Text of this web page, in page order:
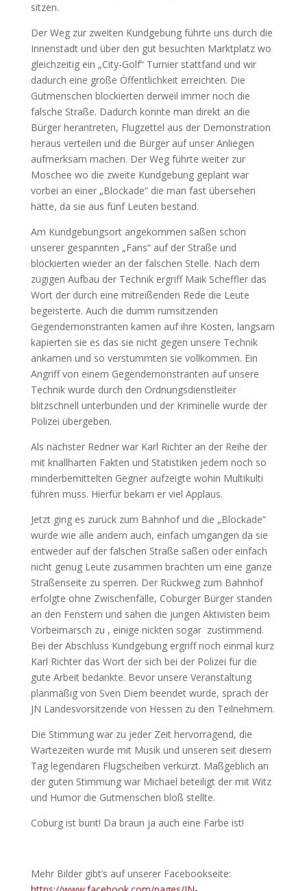
sitzen.
Der Weg zur zweiten Kundgebung führte uns durch die
Innenstadt und über den gut besuchten Marktplatz wo
gleichzeitig ein „City-Golf“ Turnier stattfand und wir
dadurch eine große Öffentlichkeit erreichten. Die
Gutmenschen blockierten derweil immer noch die
falsche Straße. Dadurch konnte man direkt an die
Bürger herantreten, Flugzettel aus der Demonstration
heraus verteilen und die Bürger auf unser Anliegen
aufmerksam machen. Der Weg führte weiter zur
Moschee wo die zweite Kundgebung geplant war
vorbei an einer „Blockade“ die man fast übersehen
hätte, da sie aus fünf Leuten bestand.
Am Kundgebungsort angekommen saßen schon
unserer gespannten „Fans“ auf der Straße und
blockierten wieder an der falschen Stelle. Nach dem
zügigen Aufbau der Technik ergriff Maik Scheffler das
Wort der durch eine mitreißenden Rede die Leute
begeisterte. Auch die dumm rumsitzenden
Gegendemonstranten kamen auf ihre Kosten, langsam
kapierten sie es das sie nicht gegen unsere Technik
ankamen und so verstummten sie vollkommen. Ein
Angriff von einem Gegendemonstranten auf unsere
Technik wurde durch den Ordnungsdienstleiter
blitzschnell unterbunden und der Kriminelle wurde der
Polizei übergeben.
Als nächster Redner war Karl Richter an der Reihe der
mit knallharten Fakten und Statistiken jedem noch so
minderbemittelten Gegner aufzeigte wohin Multikulti
führen muss. Hierfür bekam er viel Applaus.
Jetzt ging es zurück zum Bahnhof und die „Blockade“
wurde wie alle andern auch, einfach umgangen da sie
entweder auf der falschen Straße saßen oder einfach
nicht genug Leute zusammen brachten um eine ganze
Straßenseite zu sperren. Der Rückweg zum Bahnhof
erfolgte ohne Zwischenfälle, Coburger Bürger standen
an den Fenstern und sahen die jungen Aktivisten beim
Vorbeimarsch zu , einige nickten sogar zustimmend.
Bei der Abschluss Kundgebung ergriff noch einmal kurz
Karl Richter das Wort der sich bei der Polizei für die
gute Arbeit bedankte. Bevor unsere Veranstaltung
planmäßig von Sven Diem beendet wurde, sprach der
JN Landesvorsitzende von Hessen zu den Teilnehmern.
Die Stimmung war zu jeder Zeit hervorragend, die
Wartezeiten wurde mit Musik und unseren seit diesem
Tag legendären Flugscheiben verkürzt. Maßgeblich an
der guten Stimmung war Michael beteiligt der mit Witz
und Humor die Gutmenschen bloß stellte.
Coburg ist bunt! Da braun ja auch eine Farbe ist!
Mehr Bilder gibt’s auf unserer Facebookseite: